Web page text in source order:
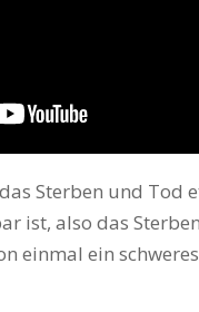
Sterben und Tod
ist, also das
einmal ein